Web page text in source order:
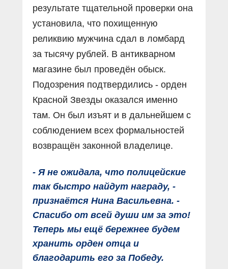
результате тщательной проверки она
установила, что похищенную
реликвию мужчина сдал в ломбард
за тысячу рублей. В антикварном
магазине был проведён обыск.
Подозрения подтвердились - орден
Красной Звезды оказался именно
там. Он был изъят и в дальнейшем с
соблюдением всех формальностей
возвращён законной владелице.
- Я не ожидала, что полицейские
так быстро найдут награду, -
признаётся Нина Васильевна. -
Спасибо от всей души им за это!
Теперь мы ещё бережнее будем
хранить орден отца и
благодарить его за Победу.